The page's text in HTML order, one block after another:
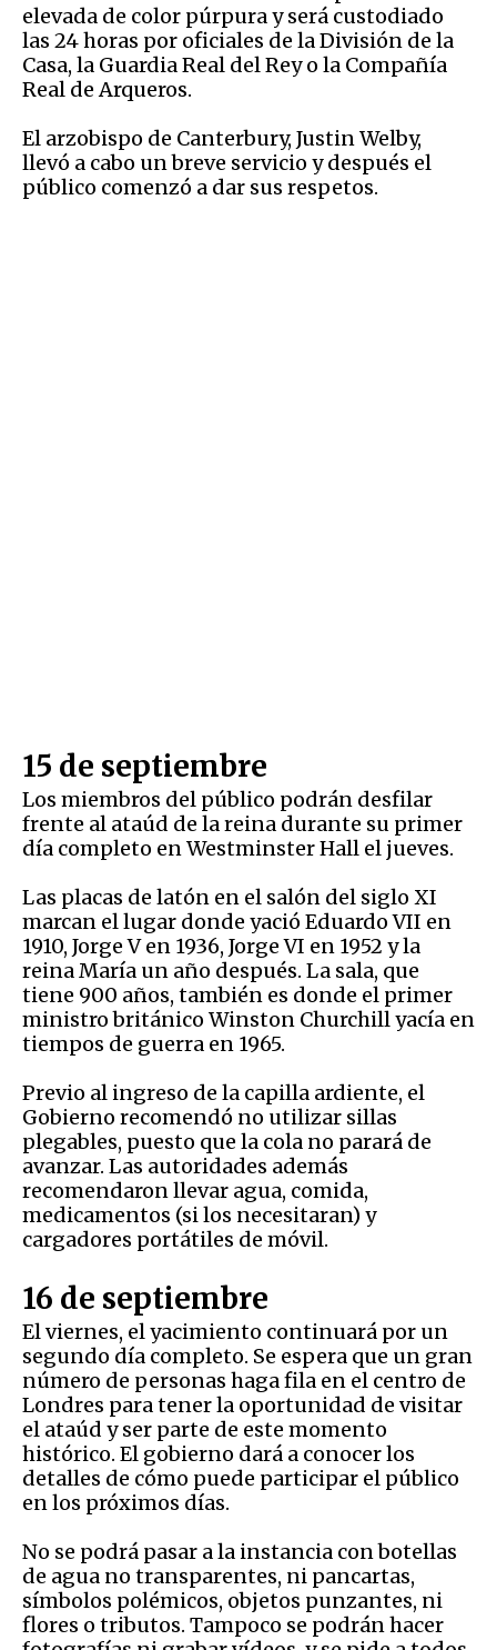
elevada de color púrpura y será custodiado
las 24 horas por oficiales de la División de la
Casa, la Guardia Real del Rey o la Compañía
Real de Arqueros.
El arzobispo de Canterbury, Justin Welby,
llevó a cabo un breve servicio y después el
público comenzó a dar sus respetos.
15 de septiembre
Los miembros del público podrán desfilar
frente al ataúd de la reina durante su primer
día completo en Westminster Hall el jueves.
Las placas de latón en el salón del siglo XI
marcan el lugar donde yació Eduardo VII en
1910, Jorge V en 1936, Jorge VI en 1952 y la
reina María un año después. La sala, que
tiene 900 años, también es donde el primer
ministro británico Winston Churchill yacía en
tiempos de guerra en 1965.
Previo al ingreso de la capilla ardiente, el
Gobierno recomendó no utilizar sillas
plegables, puesto que la cola no parará de
avanzar. Las autoridades además
recomendaron llevar agua, comida,
medicamentos (si los necesitaran) y
cargadores portátiles de móvil.
16 de septiembre
El viernes, el yacimiento continuará por un
segundo día completo. Se espera que un gran
número de personas haga fila en el centro de
Londres para tener la oportunidad de visitar
el ataúd y ser parte de este momento
histórico. El gobierno dará a conocer los
detalles de cómo puede participar el público
en los próximos días.
No se podrá pasar a la instancia con botellas
de agua no transparentes, ni pancartas,
símbolos polémicos, objetos punzantes, ni
flores o tributos. Tampoco se podrán hacer